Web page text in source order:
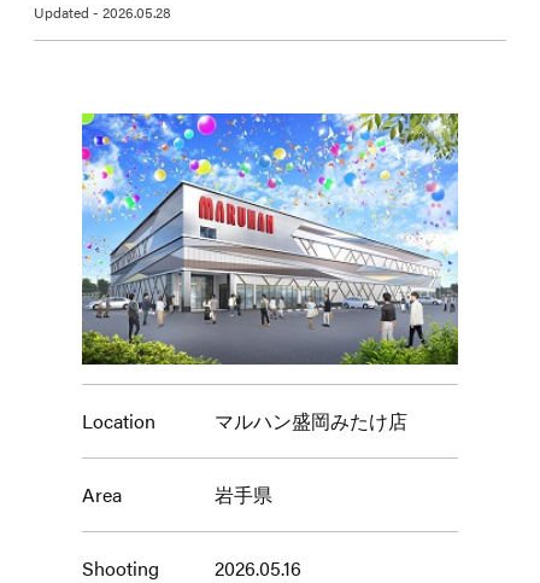
Updated - 2026.05.28
Location マルハン盛岡みたけ店
Area 岩手県
Shooting 2026.05.16